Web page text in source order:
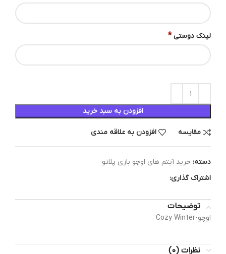
لینک دوستی *
افزودن به سبد خرید
مقایسه افزودن به علاقه مندی
دسته: خرید آیتم های اوچو بازی پلاتو
اشتراک گذاری:
توضیحات
اوچو-Cozy Winter
نظرات (0)